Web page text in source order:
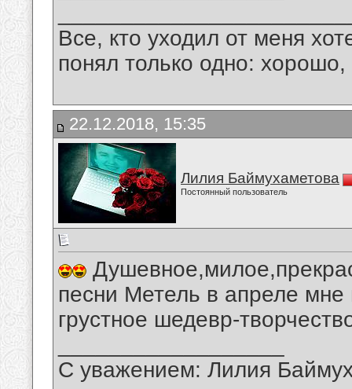
Все, кто уходил от меня
понял только одно:
22.12.2018, 15:35
Лилия Баймухаметова
Постоянный пользователь
песни Метель в апреле
грустное шедевр-
С уважением: Лилия